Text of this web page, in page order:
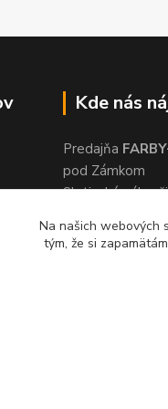
Kde nás
Predajňa
pod Zámkom
Slatinské
Na našich webových
tým, že si